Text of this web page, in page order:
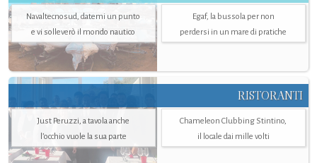
Navaltecnosud, datemi un punto
e vi solleverò il mondo nautico
Egaf, la bussola per non
perdersi in un mare di pratiche
RISTORANTI
Just Peruzzi, a tavola anche
l’occhio vuole la sua parte
Chameleon Clubbing Stintino,
il locale dai mille volti